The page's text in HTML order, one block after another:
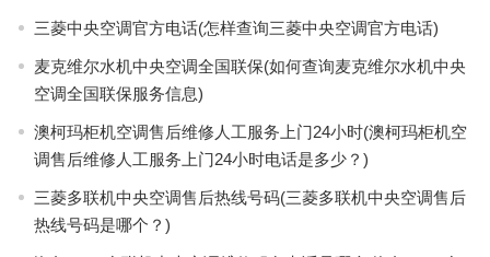
三菱中央空调官方电话(怎样查询三菱中央空调官方电话)
麦克维尔水机中央空调全国联保(如何查询麦克维尔水机中央
空调全国联保服务信息)
澳柯玛柜机空调售后维修人工服务上门24小时(澳柯玛柜机空
调售后维修人工服务上门24小时电话是多少？)
三菱多联机中央空调售后热线号码(三菱多联机中央空调售后
热线号码是哪个？)